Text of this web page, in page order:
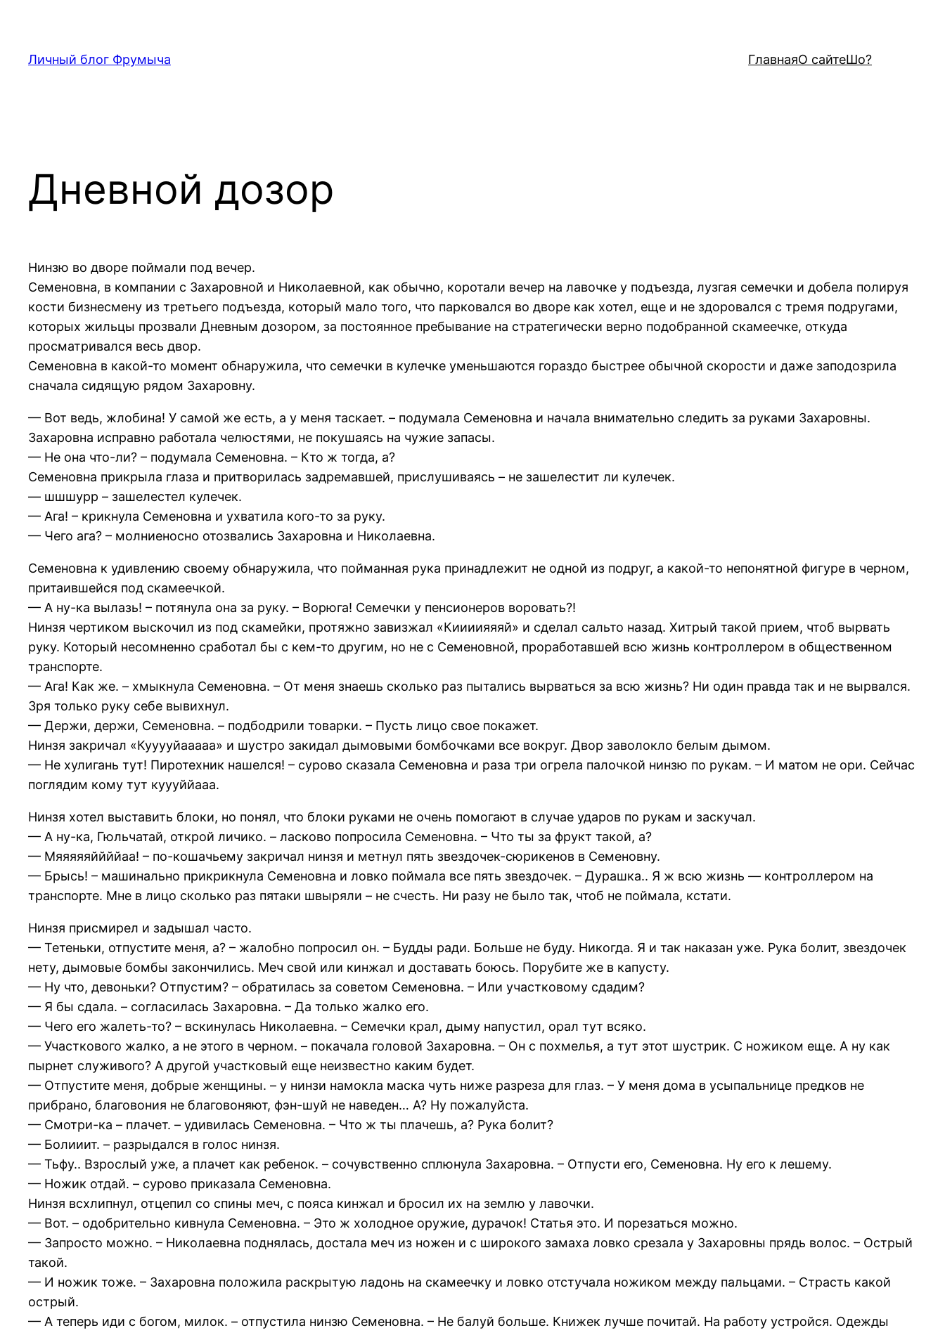
содержимому
Личный блог Фрумыча ГлавнаяО сайтеШо?
Дневной дозор
Нинзю во дворе поймали под вечер.
Семеновна, в компании с Захаровной и Николаевной, как обычно, коротали вечер на лавочке у подъезда, лузгая семечки и добела полируя
кости бизнесмену из третьего подъезда, который мало того, что парковался во дворе как хотел, еще и не здоровался с тремя подругами,
которых жильцы прозвали Дневным дозором, за постоянное пребывание на стратегически верно подобранной скамеечке, откуда
просматривался весь двор.
Семеновна в какой-то момент обнаружила, что семечки в кулечке уменьшаются гораздо быстрее обычной скорости и даже заподозрила
сначала сидящую рядом Захаровну.
— Вот ведь, жлобина! У самой же есть, а у меня таскает. – подумала Семеновна и начала внимательно следить за руками Захаровны.
Захаровна исправно работала челюстями, не покушаясь на чужие запасы.
— Не она что-ли? – подумала Семеновна. – Кто ж тогда, а?
Семеновна прикрыла глаза и притворилась задремавшей, прислушиваясь – не зашелестит ли кулечек.
— шшшурр – зашелестел кулечек.
— Ага! – крикнула Семеновна и ухватила кого-то за руку.
— Чего ага? – молниеносно отозвались Захаровна и Николаевна.
Семеновна к удивлению своему обнаружила, что пойманная рука принадлежит не одной из подруг, а какой-то непонятной фигуре в черном,
притаившейся под скамеечкой.
— А ну-ка вылазь! – потянула она за руку. – Ворюга! Семечки у пенсионеров воровать?!
Нинзя чертиком выскочил из под скамейки, протяжно завизжал «Киииияяяй» и сделал сальто назад. Хитрый такой прием, чтоб вырвать
руку. Который несомненно сработал бы с кем-то другим, но не с Семеновной, проработавшей всю жизнь контроллером в общественном
транспорте.
— Ага! Как же. – хмыкнула Семеновна. – От меня знаешь сколько раз пытались вырваться за всю жизнь? Ни один правда так и не вырвался.
Зря только руку себе вывихнул.
— Держи, держи, Семеновна. – подбодрили товарки. – Пусть лицо свое покажет.
Нинзя закричал «Кууууйааааа» и шустро закидал дымовыми бомбочками все вокруг. Двор заволокло белым дымом.
— Не хулигань тут! Пиротехник нашелся! – сурово сказала Семеновна и раза три огрела палочкой нинзю по рукам. – И матом не ори. Сейчас
поглядим кому тут куууййааа.
Нинзя хотел выставить блоки, но понял, что блоки руками не очень помогают в случае ударов по рукам и заскучал.
— А ну-ка, Гюльчатай, открой личико. – ласково попросила Семеновна. – Что ты за фрукт такой, а?
— Мяяяяяййййаа! – по-кошачьему закричал нинзя и метнул пять звездочек-сюрикенов в Семеновну.
— Брысь! – машинально прикрикнула Семеновна и ловко поймала все пять звездочек. – Дурашка.. Я ж всю жизнь — контроллером на
транспорте. Мне в лицо сколько раз пятаки швыряли – не счесть. Ни разу не было так, чтоб не поймала, кстати.
Нинзя присмирел и задышал часто.
— Тетеньки, отпустите меня, а? – жалобно попросил он. – Будды ради. Больше не буду. Никогда. Я и так наказан уже. Рука болит, звездочек
нету, дымовые бомбы закончились. Меч свой или кинжал и доставать боюсь. Порубите же в капусту.
— Ну что, девоньки? Отпустим? – обратилась за советом Семеновна. – Или участковому сдадим?
— Я бы сдала. – согласилась Захаровна. – Да только жалко его.
— Чего его жалеть-то? – вскинулась Николаевна. – Семечки крал, дыму напустил, орал тут всяко.
— Участкового жалко, а не этого в черном. – покачала головой Захаровна. – Он с похмелья, а тут этот шустрик. С ножиком еще. А ну как
пырнет служивого? А другой участковый еще неизвестно каким будет.
— Отпустите меня, добрые женщины. – у нинзи намокла маска чуть ниже разреза для глаз. – У меня дома в усыпальнице предков не
прибрано, благовония не благовоняют, фэн-шуй не наведен… А? Ну пожалуйста.
— Смотри-ка – плачет. – удивилась Семеновна. – Что ж ты плачешь, а? Рука болит?
— Болииит. – разрыдался в голос нинзя.
— Тьфу.. Взрослый уже, а плачет как ребенок. – сочувственно сплюнула Захаровна. – Отпусти его, Семеновна. Ну его к лешему.
— Ножик отдай. – сурово приказала Семеновна.
Нинзя всхлипнул, отцепил со спины меч, с пояса кинжал и бросил их на землю у лавочки.
— Вот. – одобрительно кивнула Семеновна. – Это ж холодное оружие, дурачок! Статья это. И порезаться можно.
— Запросто можно. – Николаевна поднялась, достала меч из ножен и с широкого замаха ловко срезала у Захаровны прядь волос. – Острый
такой.
— И ножик тоже. – Захаровна положила раскрытую ладонь на скамеечку и ловко отстучала ножиком между пальцами. – Страсть какой
острый.
— А теперь иди с богом, милок. – отпустила нинзю Семеновна. – Не балуй больше. Книжек лучше почитай. На работу устройся. Одежды